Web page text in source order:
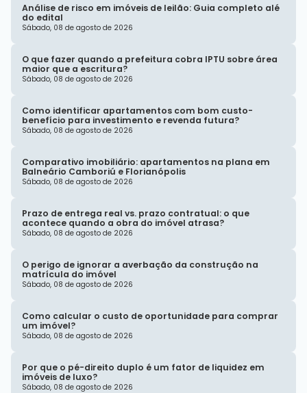
Análise de risco em imóveis de leilão: Guia completo alé
do edital
Sábado, 08 de agosto de 2026
O que fazer quando a prefeitura cobra IPTU sobre área
maior que a escritura?
Sábado, 08 de agosto de 2026
Como identificar apartamentos com bom custo-
benefício para investimento e revenda futura?
Sábado, 08 de agosto de 2026
Comparativo imobiliário: apartamentos na plana em
Balneário Camboriú e Florianópolis
Sábado, 08 de agosto de 2026
Prazo de entrega real vs. prazo contratual: o que
acontece quando a obra do imóvel atrasa?
Sábado, 08 de agosto de 2026
O perigo de ignorar a averbação da construção na
matrícula do imóvel
Sábado, 08 de agosto de 2026
Como calcular o custo de oportunidade para comprar
um imóvel?
Sábado, 08 de agosto de 2026
Por que o pé-direito duplo é um fator de liquidez em
imóveis de luxo?
Sábado, 08 de agosto de 2026